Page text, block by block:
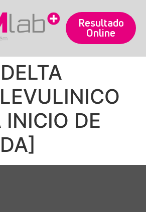
Resultado
Online
DE